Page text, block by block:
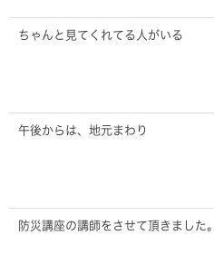
ちゃんと見てくれてる人がいる
午後からは、地元まわり
防災講座の講師をさせて頂きました。